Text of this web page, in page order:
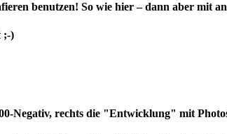
benutzen! So wie hier – dann aber mit
;-)
Negativ, rechts die "Entwicklung" mit